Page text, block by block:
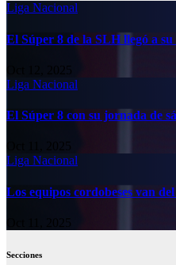
Liga Nacional
El Súper 8 de la SLH llegó a su
Oct 12, 2025
Liga Nacional
El Súper 8 con su jornada de
Oct 11, 2025
Liga Nacional
Los equipos cordobeses van del
Oct 11, 2025
Secciones